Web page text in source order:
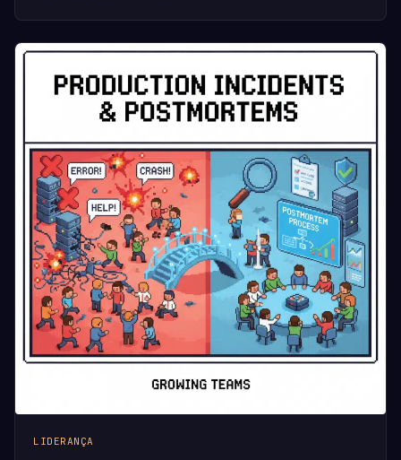
LIDERANÇA